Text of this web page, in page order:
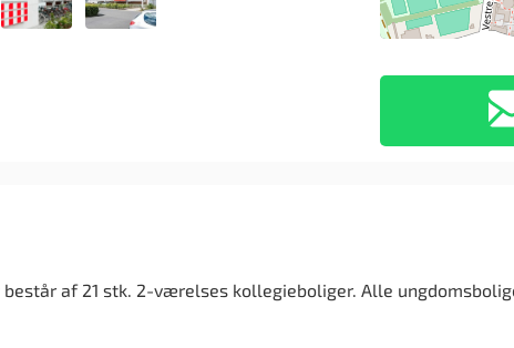
af 21 stk. 2-værelses kollegieboliger. Alle